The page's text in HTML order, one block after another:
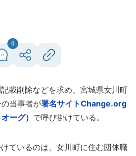
0
載削除などを求め、宮城県女川町
当事者が署名サイトChange.org
ーグ） で呼び掛けている。
ているのは、女川町に住む団体職